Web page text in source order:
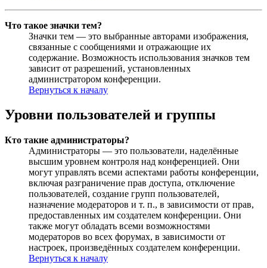
Что такое значки тем?
Значки тем — это выбранные авторами изображения,
связанные с сообщениями и отражающие их
содержание. Возможность использования значков тем
зависит от разрешений, установленных
администратором конференции.
Вернуться к началу
Уровни пользователей и группы
Кто такие администраторы?
Администраторы — это пользователи, наделённые
высшим уровнем контроля над конференцией. Они
могут управлять всеми аспектами работы конференции,
включая разграничение прав доступа, отключение
пользователей, создание групп пользователей,
назначение модераторов и т. п., в зависимости от прав,
предоставленных им создателем конференции. Они
также могут обладать всеми возможностями
модераторов во всех форумах, в зависимости от
настроек, произведённых создателем конференции.
Вернуться к началу